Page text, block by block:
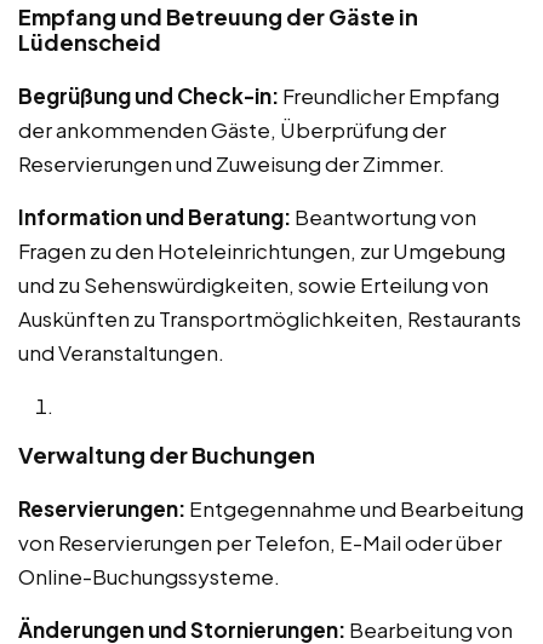
Empfang und Betreuung der Gäste in
Lüdenscheid
Begrüßung und Check-in: Freundlicher Empfang
der ankommenden Gäste, Überprüfung der
Reservierungen und Zuweisung der Zimmer.
Information und Beratung: Beantwortung von
Fragen zu den Hoteleinrichtungen, zur Umgebung
und zu Sehenswürdigkeiten, sowie Erteilung von
Auskünften zu Transportmöglichkeiten, Restaurants
und Veranstaltungen.
Verwaltung der Buchungen
Reservierungen: Entgegennahme und Bearbeitung
von Reservierungen per Telefon, E-Mail oder über
Online-Buchungssysteme.
Änderungen und Stornierungen: Bearbeitung von